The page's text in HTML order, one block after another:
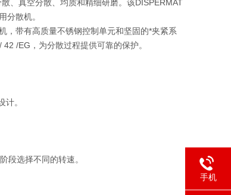
、真空分散、均质和精细研磨。该DISPERMAT
分散机。
，带有高质量不锈钢控制单元和坚固的*夹紧系
/EG，为分散过程提供可靠的保护。
。
段选择不同的转速。
手机